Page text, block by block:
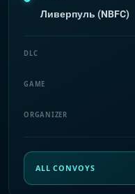
Ливерпуль (NBFC)
DLC
GAME
ORGANIZER
ALL CONVOYS